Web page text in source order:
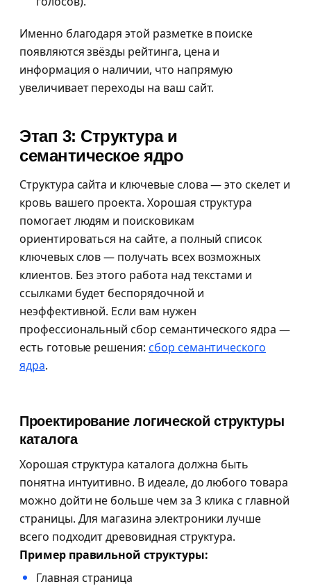
Именно благодаря этой разметке в поиске
появляются звёзды рейтинга, цена и
информация о наличии, что напрямую
увеличивает переходы на ваш сайт.
Этап 3: Структура и
семантическое ядро
Структура сайта и ключевые слова — это скелет и
кровь вашего проекта. Хорошая структура
помогает людям и поисковикам
ориентироваться на сайте, а полный список
ключевых слов — получать всех возможных
клиентов. Без этого работа над текстами и
ссылками будет беспорядочной и
неэффективной. Если вам нужен
профессиональный сбор семантического ядра —
есть готовые решения: сбор семантического
ядра.
Проектирование логической структуры
каталога
Хорошая структура каталога должна быть
понятна интуитивно. В идеале, до любого товара
можно дойти не больше чем за 3 клика с главной
страницы. Для магазина электроники лучше
всего подходит древовидная структура.
Пример правильной структуры:
Главная страница